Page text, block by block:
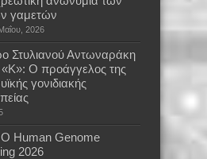
γαμετών
2026
Στυλιανού Αντωναράκη
«Κ»: Ο προάγγελος της
γονιδιακής
Human Genome
2026